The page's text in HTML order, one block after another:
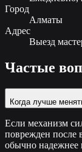
Город
Алматы
Адрес
Выезд
Частые
Когда лучше
Если механизм
поврежден после
обычно надежнее